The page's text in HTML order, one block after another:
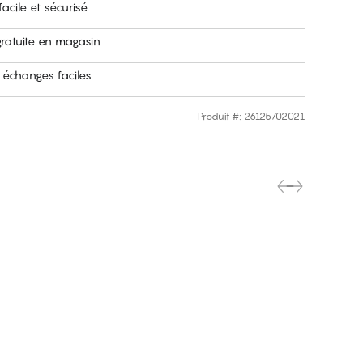
et sécurisé
en magasin
faciles
Produit #: 26125702021